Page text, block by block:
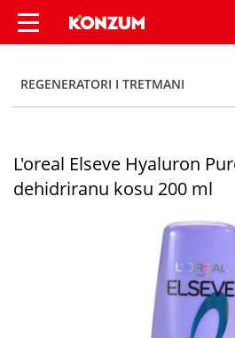
L'oreal Elseve
REGENERATORI I TRETMANI
L'oreal Elseve Hyaluron
dehidriranu kosu 200 ml